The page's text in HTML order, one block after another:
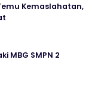
Kemaslahatan,
MBG SMPN 2